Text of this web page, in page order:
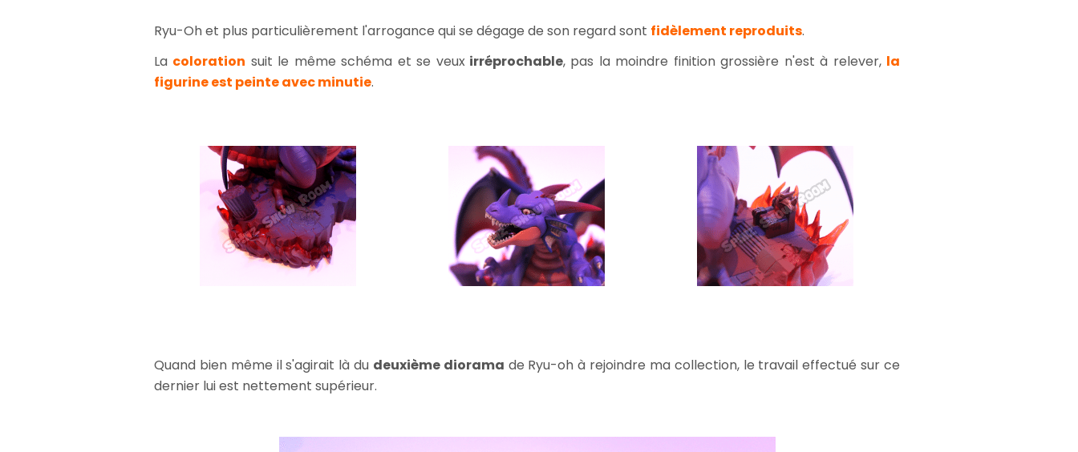
Ryu-Oh et plus particulièrement l'arrogance qui se dégage de son regard sont fidèlement reproduits.
La coloration suit le même schéma et se veuxirréprochable, pas la moindre finition grossière n'est à relever, la
figurine est peinte avec minutie.
Quand bien même il s'agirait là du deuxième diorama de Ryu-oh à rejoindre ma collection, le travail effectué sur ce
dernier lui est nettement supérieur.